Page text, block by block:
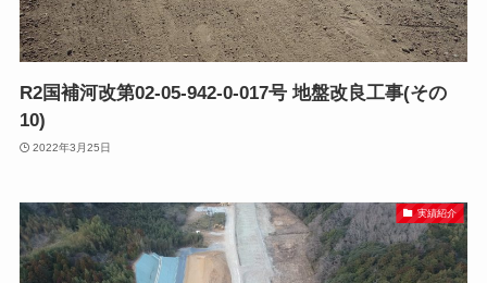
R2国補河改第02-05-942-0-017号 地盤改良工事(その
10)
2022年3月25日
実績紹介